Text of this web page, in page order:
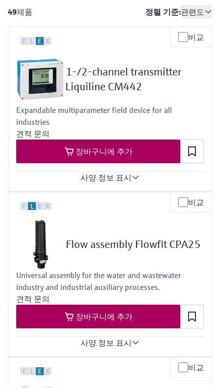
화학적 특성의 광학 분석
Netilion IIoT
소프트웨어
제품 도구
쉽고 빠른 제품 검색
다양한 필터를 통해 적합한 제품을 쉽고 빠르
애플리케이션 파라미터를 사용하여 제품 검
색 및 사양 구성하기
Device Viewer
Find product-specific information and
documentation
스페어 파트 검색
신속한 계기 교체 및 수리를 위해 제품의 루
트, 혹은 오더 코드를 통해 스페어 파트를 검
색하고 계기의 세부 사항, 도면 및 조립 매뉴
얼에 손쉽게 액세스해 보시기 바랍니다.
measurement
Conductive level measurement
Float switch level measurement
Radiometric level measurement
Paddle switch level measurement
Servo level measurement
Electromechanical level
measurement
Microwave barrier level
measurement
압력을 이용한 레벨 측정
모두 쇼핑하기
자동 용수 샘플러
TOC, COD & SAC analyzers
ORP sensors & transmitters
Sludge level sensors & transmitters
Nutrient analyzers & sensors
Analyzers for hardness, iron & more
프로세스 광도계
measurement
Memosens 기술
모두 쇼핑하기
온도 스위치
표면 온도계
케이블 프로브
멀티포인트 온도 센서
모두 쇼핑하기
장치 구성 태블릿
니저
서지 피뢰기
모두 쇼핑하기
공기질 측정 계기
연기 감지기
가시거리 측정 계기
높이 초과 감지기
모두 쇼핑하기
Netilion Device Viewer
Netilion Water
Power & Energy
유틸리티 - 스팀
모든 산업에 초점
산업재 시장에서의 지속 가능한 솔
루션
디지털화를 통한 프로세스 산업의
정확한 의사결정을 보장하는 공정
투명성을 기반으로 한 운영 우수성
해 역량을 강화하세요
전시회 및 세미나
회, 트레이닝 등 고객 여러분과의 원활한 소
통을 위해 다양한 채널을 제공합니다.
커리어
지속 가능 경영
관계사
Endress+Hauser Optical Analysis
이벤트 & 트레이닝 찾기
Job opportunities at
Endress+Hauser SICK
49제품 정렬 기준:관련도
F L E X 비교
1-/2-channel transmitter
Liquiline CM442
Expandable multiparameter field device for all
industries
견적 문의
장바구니에 추가
사양 정보 표시
1 to 2x Memosens digital input
Output / communication
2 to 4x 0/4 to 20 mA current outputs
Alarmrelay, 2x relay
Ingress protection
IP66 / IP67
F L E X 비교
Flow assembly Flowfit CPA25
Universal assembly for the water and wastewater
industry and industrial auxiliary processes.
견적 문의
장바구니에 추가
사양 정보 표시
0 to 80°C
F L E X 비교